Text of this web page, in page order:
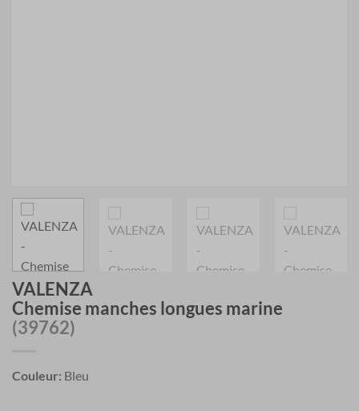
VALENZA
Chemise manches longues marine
(39762)
Couleur: Bleu